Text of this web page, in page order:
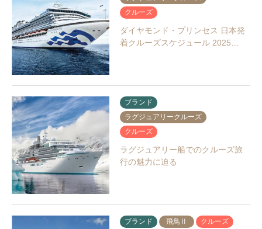
クルーズ
ダイヤモンド・プリンセス 日本発
着クルーズスケジュール 2025…
ブランド
ラグジュアリークルーズ
クルーズ
ラグジュアリー船でのクルーズ旅
行の魅力に迫る
ブランド 飛鳥Ⅱ クルーズ